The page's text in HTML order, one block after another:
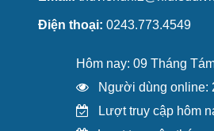
Điện thoại: 0243.773.4549
Hôm nay: 09 Tháng
Người dùng online:
Lượt truy cập hôm